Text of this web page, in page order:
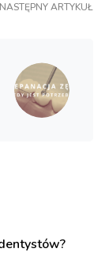
NASTĘPNY ARTYKUŁ